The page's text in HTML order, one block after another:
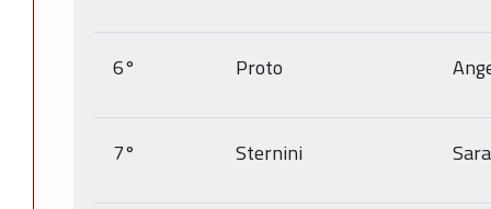
6° Proto
7° Sternini Sara